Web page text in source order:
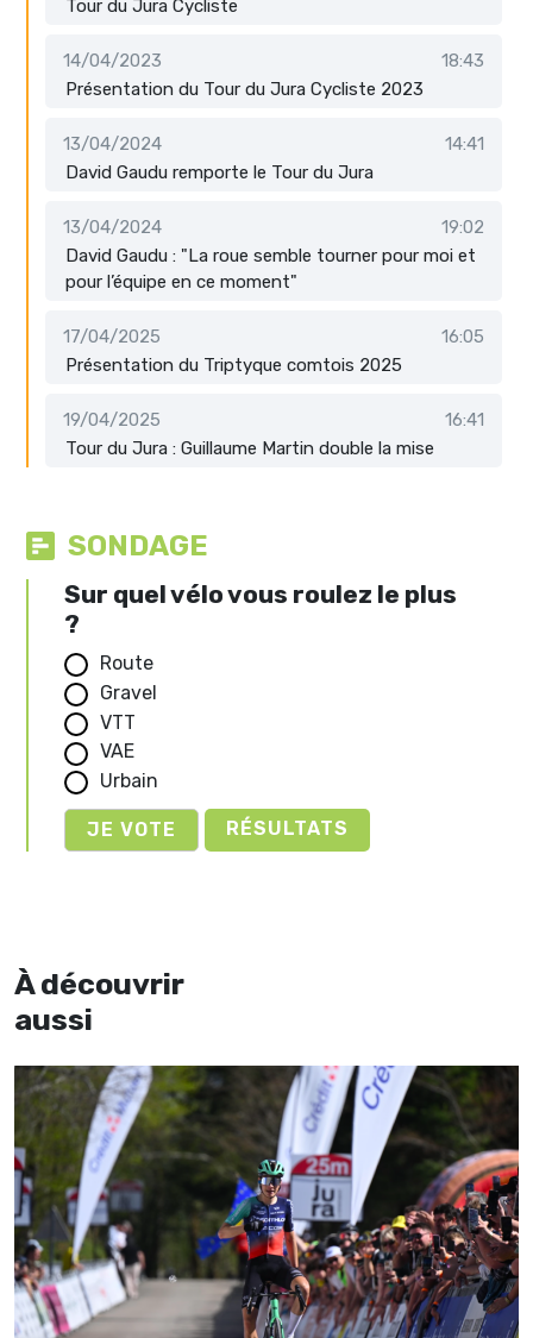
Tour du Jura Cycliste
14/04/2023
18:43
Présentation du Tour du Jura Cycliste 2023
13/04/2024
14:41
David Gaudu remporte le Tour du Jura
13/04/2024
19:02
David Gaudu : "La roue semble tourner pour moi et
pour l’équipe en ce moment"
17/04/2025
16:05
Présentation du Triptyque comtois 2025
19/04/2025
16:41
Tour du Jura : Guillaume Martin double la mise
SONDAGE
Sur quel vélo vous roulez le plus
?
Route
Gravel
VTT
VAE
Urbain
RÉSULTATS
À découvrir
aussi